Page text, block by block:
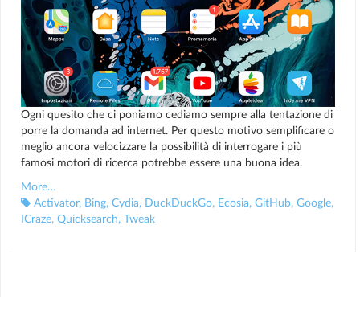
Ogni quesito che ci poniamo cediamo sempre alla tentazione di
porre la domanda ad internet. Per questo motivo semplificare o
meglio ancora velocizzare la possibilità di interrogare i più
famosi motori di ricerca potrebbe essere una buona idea.
More…
Activator, Bing, Cydia, DuckDuckGo, Ecosia, GitHub, Google,
ICraze, Quicksearch, Tweak